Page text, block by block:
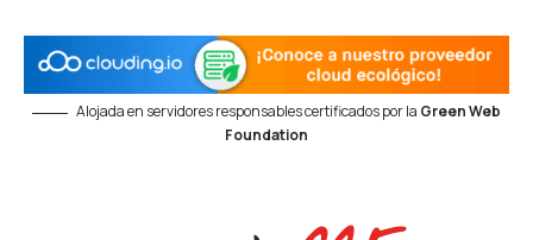
Alojada en servidores responsables certificados por la Green Web
Foundation